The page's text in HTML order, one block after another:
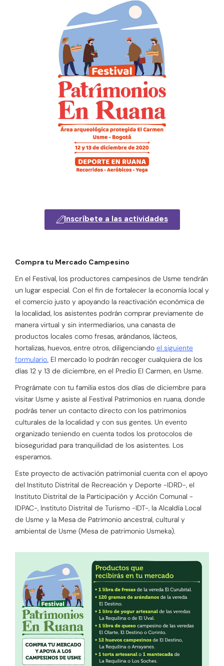
Inscríbete a las actividades
Compra tu Mercado Campesino
En el Festival, los productores campesinos de Usme tendrán
un lugar especial. Con el fin de fortalecer la economía local y
el comercio justo y apoyando la reactivación económica de
la localidad, los asistentes podrán comprar previamente de
manera virtual y sin intermediarios, una canasta de
productos locales como fresas, arándanos, lácteos,
hortalizas, huevos, entre otros, diligenciando el siguiente
formulario. El mercado lo podrán recoger cualquiera de los
días 12 y 13 de diciembre, en el Predio El Carmen, en Usme.
Prográmate con tu familia estos dos días de diciembre para
visitar Usme y asiste al Festival Patrimonios en ruana, donde
podrás tener un contacto directo con los patrimonios
culturales de la localidad y con sus gentes. Un evento
organizado teniendo en cuenta todos los protocolos de
bioseguridad para tranquilidad de los asistentes. Los
esperamos.
Este proyecto de activación patrimonial cuenta con el apoyo
del Instituto Distrital de Recreación y Deporte -IDRD-, el
Instituto Distrital de la Participación y Acción Comunal -
IDPAC-, Instituto Distrital de Turismo -IDT-, la Alcaldía Local
de Usme y la Mesa de Patrimonio ancestral, cultural y
ambiental de Usme (Mesa de patrimonio Usmeka).